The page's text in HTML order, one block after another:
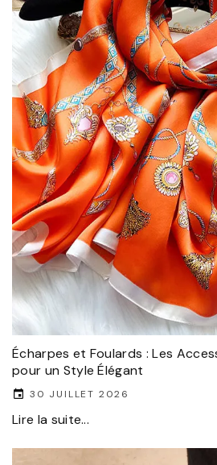
Écharpes et Foulards : Les
pour un Style Élégant
30 JUILLET 2026
Lire la suite...